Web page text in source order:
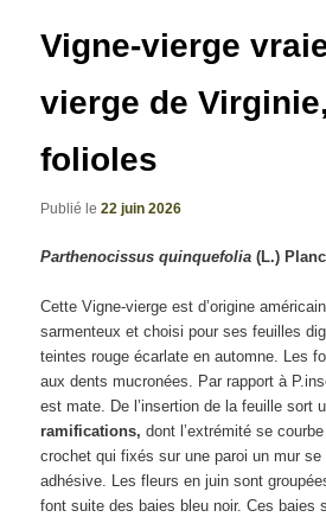
Vigne-vierge
vierge de
folioles
Publié le22 juin 2026
Parthenocissus quinquefolia(L.)
Cette Vigne-vierge est d’origine
sarmenteux et choisi pour ses feuilles
teintes rouge écarlate en automne. Les
aux dents mucronées. Par rapport à
est mate. De l’insertion de la feuille sort
ramifications, dont l’extrémité se
crochet qui fixés sur une paroi un mur se
adhésive. Les fleurs en juin sont
font suite des baies bleu noir. Ces baies